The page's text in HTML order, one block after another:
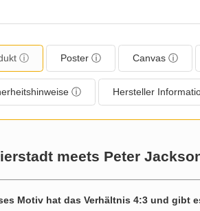
ⓘ Poster ⓘ Canvas ⓘ
ⓘ Hersteller
meets Peter
Motiv hat das Verhältnis 4:3 und gibt